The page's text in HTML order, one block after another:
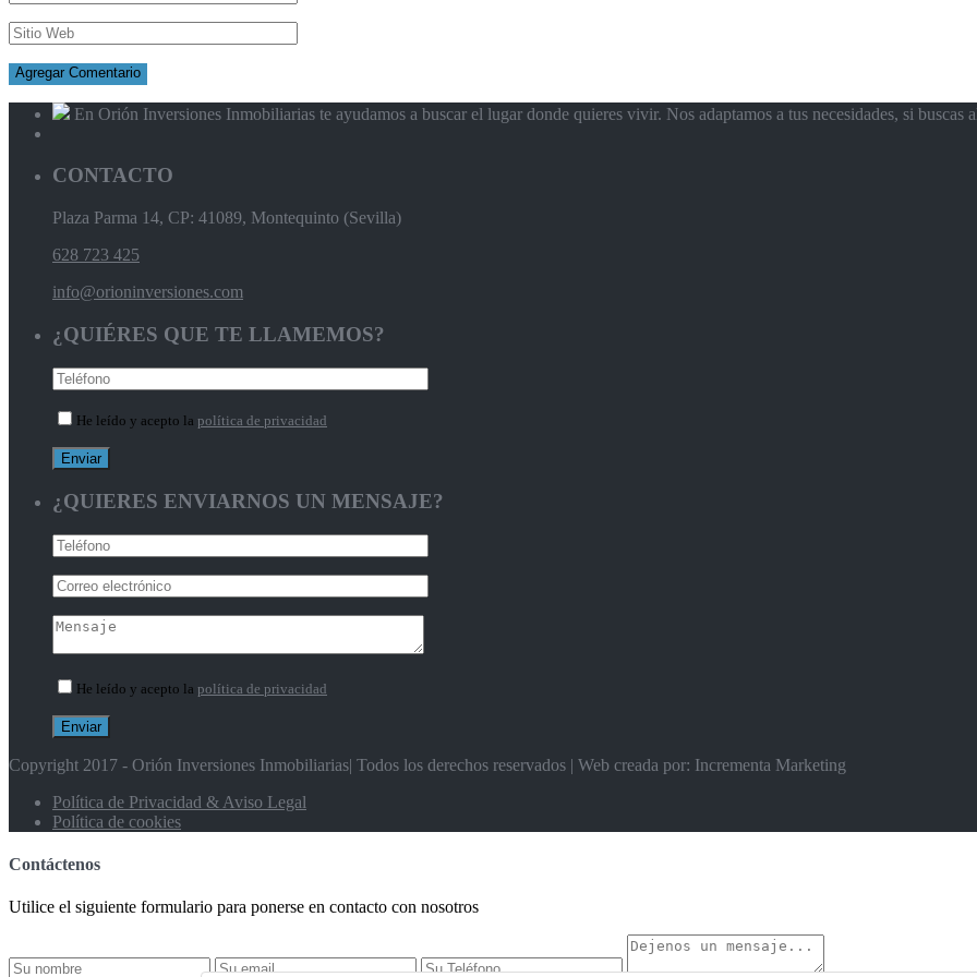
En Orión Inversiones Inmobiliarias te ayudamos a buscar el lugar donde quieres vivir. Nos adaptamos a tus necesidades, si buscas
CONTACTO
Plaza Parma 14, CP: 41089, Montequinto (Sevilla)
628 723 425
info@orioninversiones.com
¿QUIÉRES QUE TE LLAMEMOS?
He leído y acepto la política de privacidad
¿QUIERES ENVIARNOS UN MENSAJE?
He leído y acepto la política de privacidad
Copyright 2017 - Orión Inversiones Inmobiliarias| Todos los derechos reservados | Web creada por: Incrementa Marketing
Política de Privacidad & Aviso Legal
Política de cookies
Contáctenos
Utilice el siguiente formulario para ponerse en contacto con nosotros